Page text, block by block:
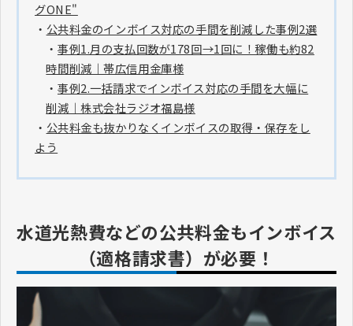
グONE"
・ 公共料金のインボイス対応の手間を削減した事例2選
・ 事例1.月の支払回数が178回→1回に！稼働も約82
時間削減｜帯広信用金庫様
・ 事例2.一括請求でインボイス対応の手間を大幅に
削減｜株式会社ラジオ福島様
・ 公共料金も抜かりなくインボイスの取得・保存をし
よう
水道光熱費などの公共料金もインボイス
（適格請求書）が必要！